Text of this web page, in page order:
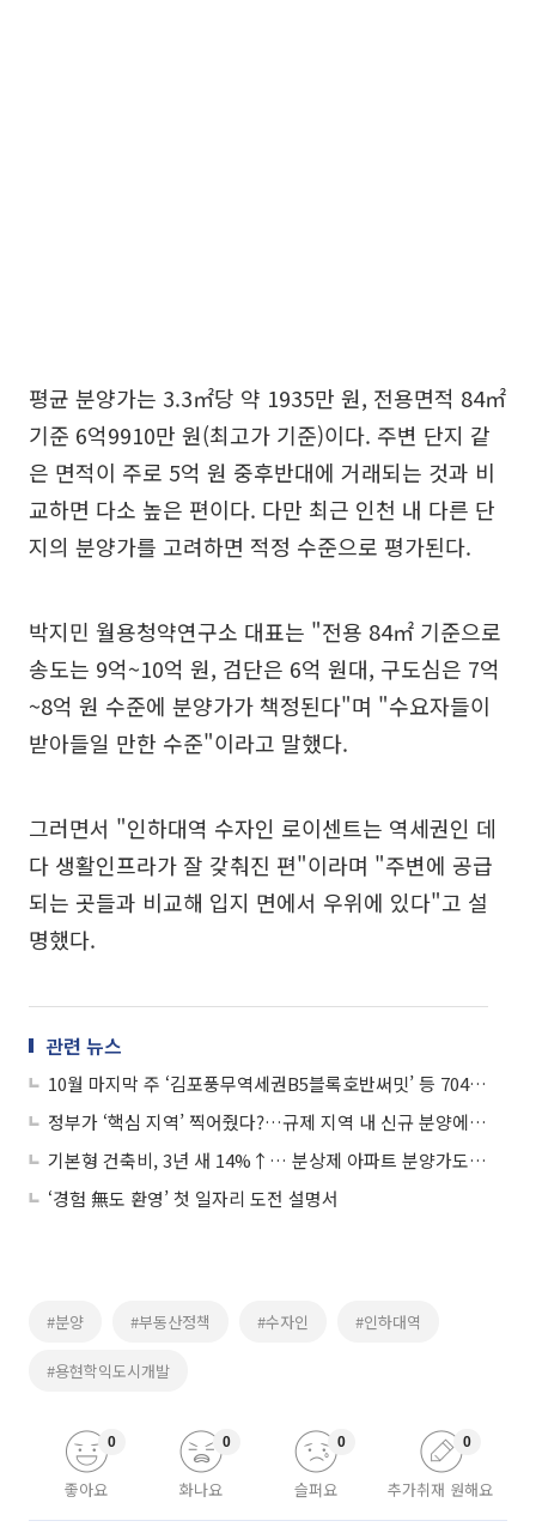
평균 분양가는 3.3㎡당 약 1935만 원, 전용면적 84㎡
기준 6억9910만 원(최고가 기준)이다. 주변 단지 같
은 면적이 주로 5억 원 중후반대에 거래되는 것과 비
교하면 다소 높은 편이다. 다만 최근 인천 내 다른 단
지의 분양가를 고려하면 적정 수준으로 평가된다.
박지민 월용청약연구소 대표는 "전용 84㎡ 기준으로
송도는 9억~10억 원, 검단은 6억 원대, 구도심은 7억
~8억 원 수준에 분양가가 책정된다"며 "수요자들이
받아들일 만한 수준"이라고 말했다.
그러면서 "인하대역 수자인 로이센트는 역세권인 데
다 생활인프라가 잘 갖춰진 편"이라며 "주변에 공급
되는 곳들과 비교해 입지 면에서 우위에 있다"고 설
명했다.
관련 뉴스
10월 마지막 주 ‘김포풍무역세권B5블록호반써밋’ 등 7040가구 분양
정부가 ‘핵심 지역’ 찍어줬다?…규제 지역 내 신규 분양에 관심 몰린다
기본형 건축비, 3년 새 14%↑… 분상제 아파트 분양가도 고공행진
‘경험 無도 환영’ 첫 일자리 도전 설명서
#분양 #부동산정책 #수자인 #인하대역
#용현학익도시개발
좋아요
0
화나요
0
슬퍼요
0
추가취재 원해요
0